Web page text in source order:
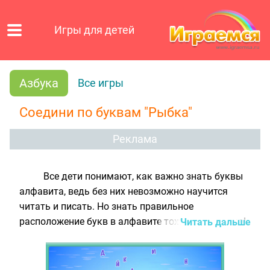
Игры для детей
Азбука Все игры
Соедини по буквам "Рыбка"
Реклама
Все дети понимают, как важно знать буквы
алфавита, ведь без них невозможно научится
читать и писать. Но знать правильное
расположение букв в алфавите тоже необходимо!
классных журналах, а также многие другие
текстовые данные часто располагаются в
Читать дальше